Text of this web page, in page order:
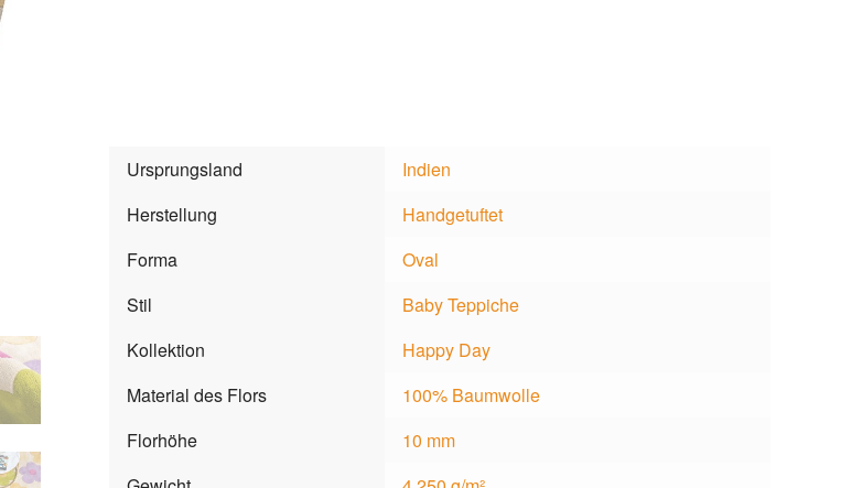
Ursprungsland
Indien
Herstellung
Handgetuftet
Forma
Oval
Stil
Baby Teppiche
Kollektion
Happy Day
Material des Flors
100% Baumwolle
Florhöhe
10 mm